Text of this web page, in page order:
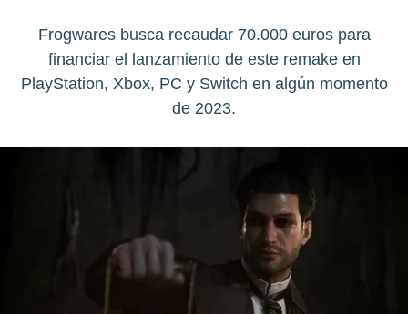
Frogwares busca recaudar 70.000 euros para
financiar el lanzamiento de este remake en
PlayStation, Xbox, PC y Switch en algún momento
de 2023.